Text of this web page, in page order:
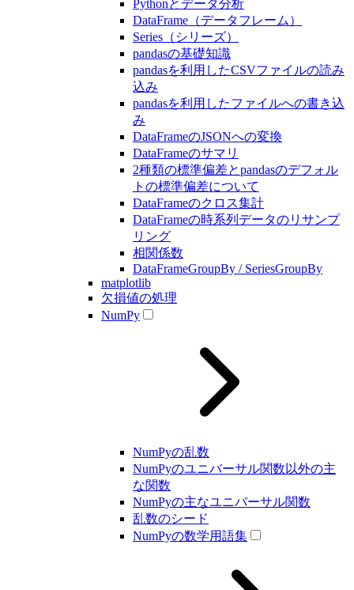
Pythonとデータ分析
DataFrame（データフレーム）
Series（シリーズ）
pandasの基礎知識
pandasを利用したCSVファイルの読み
込み
pandasを利用したファイルへの書き込
み
DataFrameのJSONへの変換
DataFrameのサマリ
2種類の標準偏差とpandasのデフォル
トの標準偏差について
DataFrameのクロス集計
DataFrameの時系列データのリサンプ
リング
相関係数
DataFrameGroupBy / SeriesGroupBy
matplotlib
欠損値の処理
NumPy
NumPyの乱数
NumPyのユニバーサル関数以外の主
な関数
NumPyの主なユニバーサル関数
乱数のシード
NumPyの数学用語集